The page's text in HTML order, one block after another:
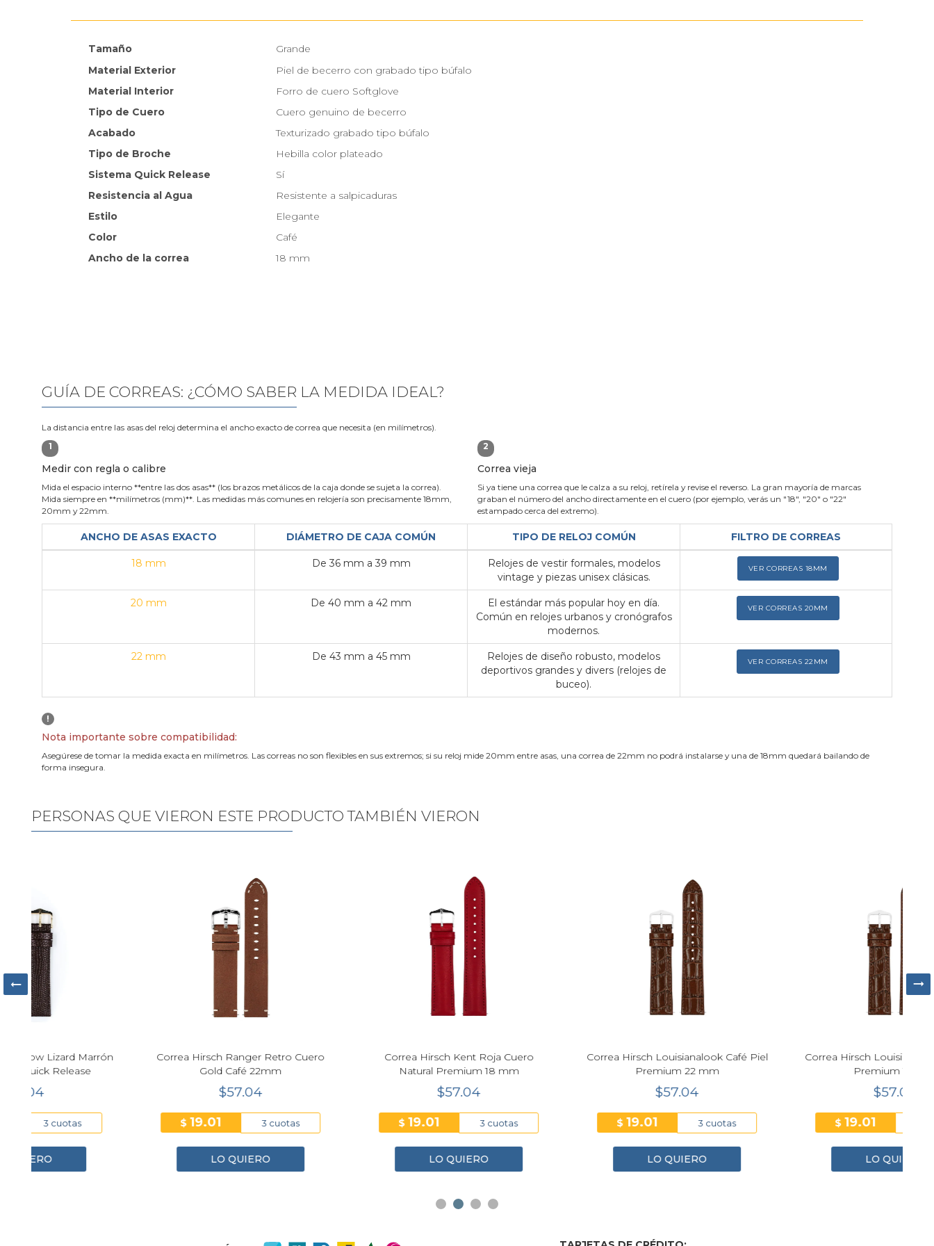
Tamaño
Grande
Material Exterior
Piel de becerro con grabado tipo búfalo
Material Interior
Forro de cuero Softglove
Tipo de Cuero
Cuero genuino de becerro
Acabado
Texturizado grabado tipo búfalo
Tipo de Broche
Hebilla color plateado
Sistema Quick Release
Sí
Resistencia al Agua
Resistente a salpicaduras
Estilo
Elegante
Color
Café
Ancho de la correa
18 mm
GUÍA DE CORREAS: ¿CÓMO SABER LA MEDIDA IDEAL?
La distancia entre las asas del reloj determina el ancho exacto de correa que necesita (en milímetros).
1
Medir con regla o calibre
Mida el espacio interno **entre las dos asas** (los brazos metálicos de la caja donde se sujeta la correa).
Mida siempre en **milímetros (mm)**. Las medidas más comunes en relojería son precisamente 18mm,
20mm y 22mm.
2
Correa vieja
Si ya tiene una correa que le calza a su reloj, retírela y revise el reverso. La gran mayoría de marcas
graban el número del ancho directamente en el cuero (por ejemplo, verás un "18", "20" o "22"
estampado cerca del extremo).
ANCHO DE ASAS EXACTO DIÁMETRO DE CAJA COMÚN TIPO DE RELOJ COMÚN FILTRO DE CORREAS
18 mm De 36 mm a 39 mm
Relojes de vestir formales, modelos
vintage y piezas unisex clásicas.
VER CORREAS 18MM
20 mm De 40 mm a 42 mm
El estándar más popular hoy en día.
Común en relojes urbanos y cronógrafos
modernos.
VER CORREAS 20MM
22 mm De 43 mm a 45 mm
Relojes de diseño robusto, modelos
deportivos grandes y divers (relojes de
buceo).
VER CORREAS 22MM
!
Nota importante sobre compatibilidad:
Asegúrese de tomar la medida exacta en milímetros. Las correas no son flexibles en sus extremos; si su reloj mide 20mm entre asas, una correa de 22mm no podrá instalarse y una de 18mm quedará bailando de
forma insegura.
PERSONAS QUE VIERON ESTE PRODUCTO TAMBIÉN VIERON
Correa Hirsch Ranger Retro Cuero
$ 3 cuotas
Correa Hirsch Kent Roja Cuero
Natural Premium 18 mm
$ 3 cuotas
Correa Hirsch Louisianalook Café Piel
$ 3 cuotas
Correa Hirsch Louisianalook Café Piel
$ 3 cuotas